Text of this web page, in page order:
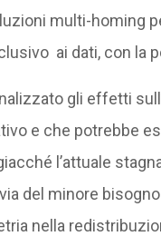
multi-homing
ai dati, con la
gli effetti
e che potrebbe
l’attuale
del minore
nella